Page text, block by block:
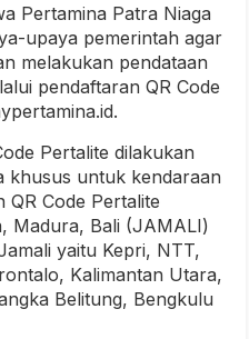
Pertamina Patra Niaga
upaya pemerintah agar
melakukan pendataan
pendaftaran QR Code
Pertalite dilakukan
khusus untuk kendaraan
QR Code Pertalite
Madura, Bali (JAMALI)
yaitu Kepri, NTT,
Kalimantan Utara,
Belitung, Bengkulu